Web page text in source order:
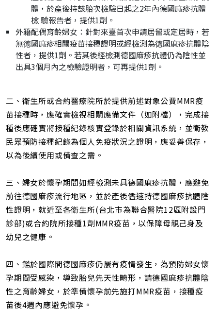
體，於產後持該胎次檢驗日起之2年內德國麻疹抗體
檢 驗報告者，提供1劑。
外籍配偶育齡婦女：針對來臺首次申請居留或定居時，若
無徳國麻疹相關疫苗接種證明或經檢測為徳國麻疹抗體陰
性者，提供1劑。若其後經檢測德國麻疹抗體仍為陰性並
出具3個月內之檢驗證明者，可再提供1劑。
二、衛生所或合約醫療院所於提供前述對象公費MMR疫
苗接種時，應確實檢視相關應備文件（如附檔），完成接
種後應確實將接種紀錄核實登錄於相關資訊系統，並衛教
民眾預防接種紀錄為個人免疫狀況之證明，應妥善保存，
以為後續使用或備查之需。
三、婦女於懷孕期間如經檢測未具德國麻疹抗體，應避免
前往德國麻疹流行地區，並於產後儘速持德國麻疹抗體陰
性證明，就近至各衛生所(台北市為聯合醫院12區附設門
診部)或合約院所接種1劑MMR疫苗，以保障母親己身及
幼兒之健康。
四、鑑於國際間德國麻疹仍屢有疫情發生，為預防婦女懷
孕期間受感染，導致胎兒先天性畸形，請德國麻疹抗體陰
性之育齡婦女，於準備懷孕前先施打MMR疫苗，接種疫
苗後4週內應避免懷孕。